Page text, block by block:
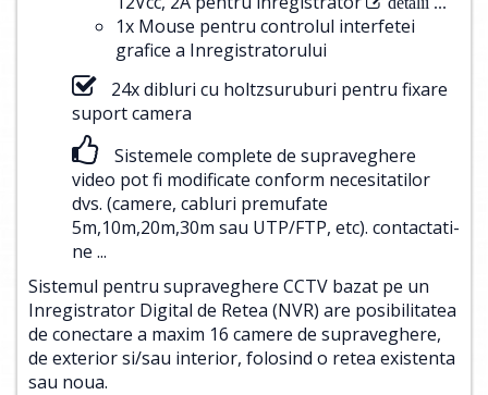
1x Mouse pentru controlul interfetei
grafice a Inregistratorului
24x dibluri cu holtzsuruburi pentru fixare
suport camera
Sistemele complete de supraveghere
video pot fi modificate conform necesitatilor
dvs. (camere, cabluri premufate
5m,10m,20m,30m sau UTP/FTP, etc). contactati-
ne ...
Sistemul pentru supraveghere CCTV bazat pe un
Inregistrator Digital de Retea (NVR) are posibilitatea
de conectare a maxim 16 camere de supraveghere,
de exterior si/sau interior, folosind o retea existenta
sau noua.